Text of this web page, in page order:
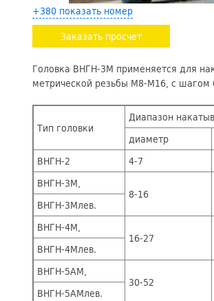
+380 показать номер
Заказать просчет
Головка ВНГН-3М применяется для
метрической резьбы М8-М16, с шагом
Тип головки
Диапазон
диаметр
ВНГН-2
4-7
ВНГН-3М,
8-16
ВНГН-3Млев.
ВНГН-4М,
16-27
ВНГН-4Млев.
ВНГН-5АМ,
30-52
ВНГН-5АМлев.